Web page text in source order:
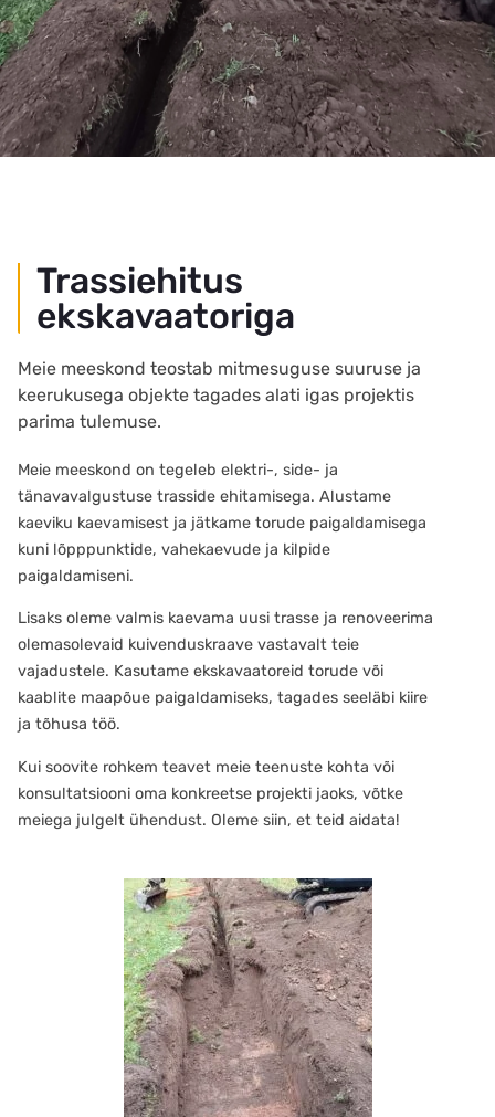
Trassiehitus
ekskavaatoriga
Meie meeskond teostab mitmesuguse suuruse ja
keerukusega objekte tagades alati igas projektis
parima tulemuse.
Meie meeskond on tegeleb elektri-, side- ja
tänavavalgustuse trasside ehitamisega. Alustame
kaeviku kaevamisest ja jätkame torude paigaldamisega
kuni lõpppunktide, vahekaevude ja kilpide
paigaldamiseni.
Lisaks oleme valmis kaevama uusi trasse ja renoveerima
olemasolevaid kuivenduskraave vastavalt teie
vajadustele. Kasutame ekskavaatoreid torude või
kaablite maapõue paigaldamiseks, tagades seeläbi kiire
ja tõhusa töö.
Kui soovite rohkem teavet meie teenuste kohta või
konsultatsiooni oma konkreetse projekti jaoks, võtke
meiega julgelt ühendust. Oleme siin, et teid aidata!